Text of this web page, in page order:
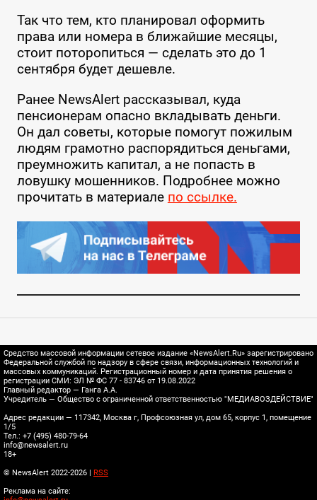
Так что тем, кто планировал оформить
права или номера в ближайшие месяцы,
стоит поторопиться — сделать это до 1
сентября будет дешевле.
Ранее NewsAlert рассказывал, куда
пенсионерам опасно вкладывать деньги.
Он дал советы, которые помогут пожилым
людям грамотно распорядиться деньгами,
преумножить капитал, а не попасть в
ловушку мошенников. Подробнее можно
прочитать в материале по ссылке.
Средство массовой информации сетевое издание «NewsAlert.Ru» зарегистрировано
Федеральной службой по надзору в сфере связи, информационных технологий и
массовых коммуникаций. Регистрационный номер и дата принятия решения о
регистрации СМИ: ЭЛ № ФС 77 - 83746 от 19.08.2022
Главный редактор — Ганга А.А.
Учредитель — Общество с ограниченной ответственностью "МЕДИАВОЗДЕЙСТВИЕ"
Адрес редакции — 117342, Москва г, Профсоюзная ул, дом 65, корпус 1, помещение
1/5
Тел.: +7 (495) 480-79-64
info@newsalert.ru
18+
© NewsAlert 2022-2026 |
RSS
Реклама на сайте: